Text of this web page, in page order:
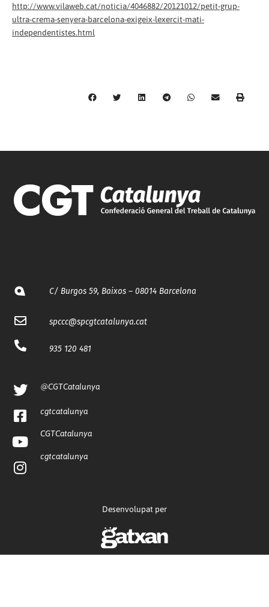
http://www.vilaweb.cat/noticia/4046882/20121012/petit-grup-
ultra-crema-senyera-barcelona-exigeix-lexercit-mati-
independentistes.html
C/ Burgos 59, Baixos – 08014 Barcelona
spccc@spcgtcatalunya.cat
935 120 481
@CGTCatalunya
cgtcatalunya
CGTCatalunya
cgtcatalunya
Desenvolupat per